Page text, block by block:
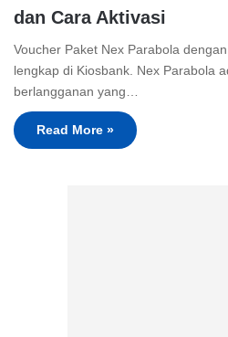
dan Cara Aktivasi
Voucher Paket Nex Parabola
lengkap di Kiosbank. Nex Parabola
berlangganan yang…
Read More »